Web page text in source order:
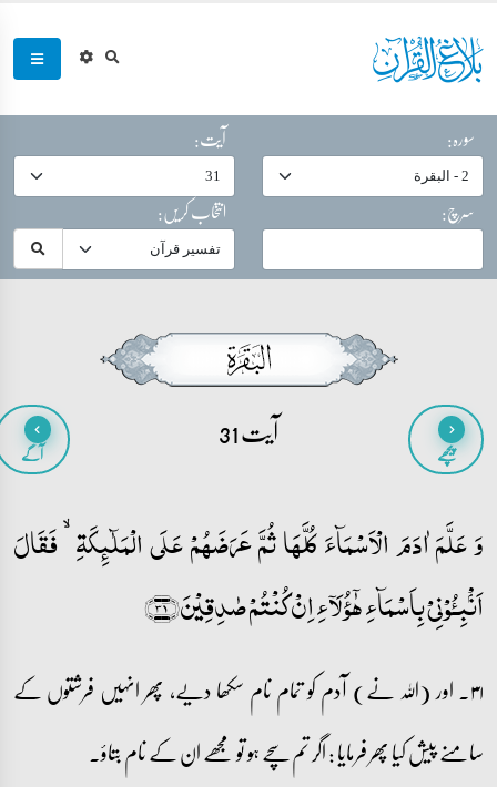
سورہ:
آیت:
سرچ:
انتخاب کریں:
پیچھے آیت 31 آگے
وَ عَلَّمَ اٰدَمَ الۡاَسۡمَآءَ کُلَّہَا ثُمَّ عَرَضَہُمۡ عَلَی الۡمَلٰٓئِکَۃِ ۙ فَقَالَ
اَنۡۢبِـُٔوۡنِیۡ بِاَسۡمَآءِ ہٰۤؤُلَآءِ اِنۡ کُنۡتُمۡ صٰدِقِیۡنَ﴿۳۱﴾
۳۱۔ اور (اللہ نے) آدم کو تمام نام سکھا دیے، پھر انہیں فرشتوں کے
سامنے پیش کیا پھر فرمایا : اگر تم سچے ہو تو مجھے ان کے نام بتاؤ۔